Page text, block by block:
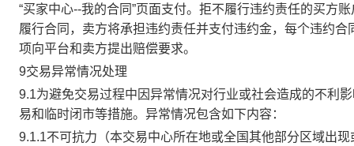
“买家中心--我的合同”页面支付。拒不履行违约责任的买方
履行合同，卖方将承担违约责任并支付违约金，每个违约
项向平台和卖方提出赔偿要求。
9交易异常情况处理
9.1为避免交易过程中因异常情况对行业或社会造成的不利
易和临时闭市等措施。异常情况包含如下内容：
9.1.1不可抗力（本交易中心所在地或全国其他部分区域出